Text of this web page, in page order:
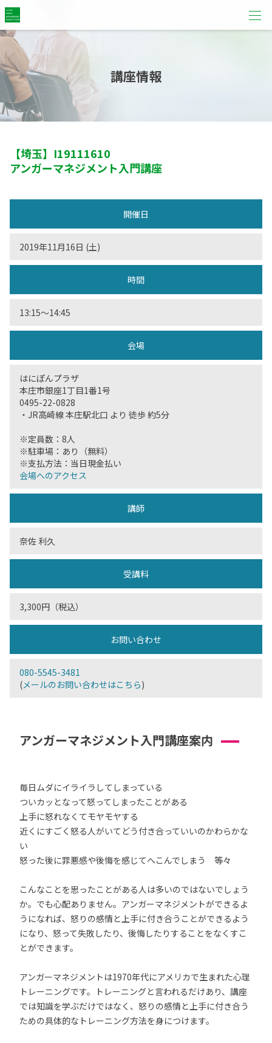
講座情報
【埼玉】 I19111610
アンガーマネジメント入門講座
開催日
2019年11月16日 (土)
時間
13:15〜14:45
会場
はにぽんプラザ
本庄市銀座1丁目1番1号
0495-22-0828
・JR高崎線 本庄駅北口 より 徒歩 約5分
※定員数：8人
※駐車場：あり（無料）
※支払方法：当日現金払い
会場へのアクセス
講師
奈佐 利久
受講料
3,300円（税込）
お問い合わせ
080-5545-3481
(メールのお問い合わせはこちら)
アンガーマネジメント入門講座案内
毎日ムダにイライラしてしまっている
ついカッとなって怒ってしまったことがある
上手に怒れなくてモヤモヤする
近くにすごく怒る人がいてどう付き合っていいのかわらかな
い
怒った後に罪悪感や後悔を感じてへこんでしまう 等々
こんなことを思ったことがある人は多いのではないでしょう
か。でも心配ありません。アンガーマネジメントができるよ
うになれば、怒りの感情と上手に付き合うことができるよう
になり、怒って失敗したり、後悔したりすることをなくすこ
とができます。
アンガーマネジメントは1970年代にアメリカで生まれた心理
トレーニングです。トレーニングと言われるだけあり、講座
では知識を学ぶだけではなく、怒りの感情と上手に付き合う
ための具体的なトレーニング方法を身につけます。